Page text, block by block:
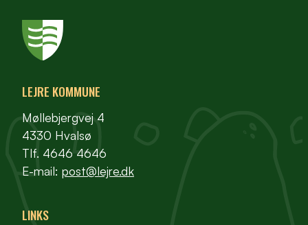
LEJRE KOMMUNE
Møllebjergvej 4
4330 Hvalsø
Tlf. 4646 4646
E-mail: post@lejre.dk
LINKS